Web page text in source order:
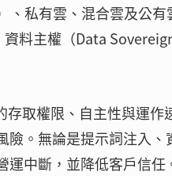
、私有雲、混合雲及公
資料主權（Data
存取權限、自主性與運
險。無論是提示詞注入
運中斷，並降低客戶信任